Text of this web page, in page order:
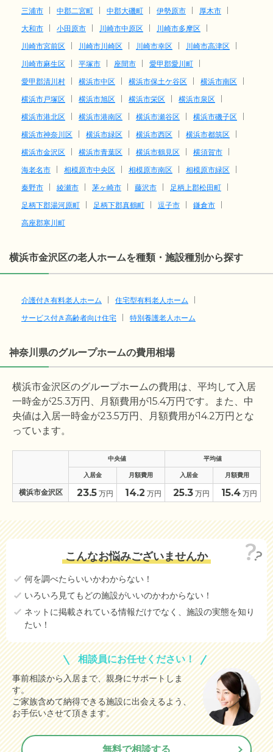
三浦市 中郡二宮町 中郡大磯町 伊勢原市
厚木市
大和市
小田原市 川崎市中原区
川崎市多摩区
川崎市宮前区
川崎市川崎区 川崎市幸区
川崎市高津区
川崎市麻生区
平塚市 座間市
愛甲郡愛川町
愛甲郡清川村
横浜市中区 横浜市保土ケ谷区
横浜市南区
横浜市戸塚区
横浜市旭区 横浜市栄区
横浜市泉区
横浜市港北区
横浜市港南区 横浜市瀬谷区
横浜市磯子区
横浜市神奈川区
横浜市緑区 横浜市西区
横浜市都筑区
横浜市金沢区
横浜市青葉区 横浜市鶴見区
横須賀市
海老名市
相模原市中央区 相模原市南区
相模原市緑区
秦野市
綾瀬市 茅ヶ崎市 藤沢市
足柄上郡松田町
足柄下郡湯河原町
足柄下郡真鶴町 逗子市
鎌倉市
高座郡寒川町
横浜市金沢区の老人ホームを種類・施設種別から探す
介護付き有料老人ホーム
住宅型有料老人ホーム
サービス付き高齢者向け住宅
特別養護老人ホーム
神奈川県のグループホームの費用相場
横浜市金沢区のグループホームの費用は、平均して入居
一時金が25.3万円、月額費用が15.4万円です。また、中
央値は入居一時金が23.5万円、月額費用が14.2万円とな
っています。
中央値 平均値
入居金 月額費用 入居金 月額費用
横浜市金沢区 23.5 万円 14.2 万円 25.3 万円 15.4 万円
こんなお悩みございませんか
何を調べたらいいかわからない！
いろいろ見てもどの施設がいいのかわからない！
ネットに掲載されている情報だけでなく、施設の実態を知り
たい！
相談員にお任せください！
事前相談から入居まで、親身にサポートしま
す。
ご家族含めて納得できる施設に出会えるよう、
お手伝いさせて頂きます。
無料で相談する